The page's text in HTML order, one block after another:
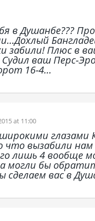
в Душанбе???
забили! Плюс в
ваш Перс-
16-4…
at 11:00
что вызабили
лишь 4 вообще
могли бы
сделаем вас в